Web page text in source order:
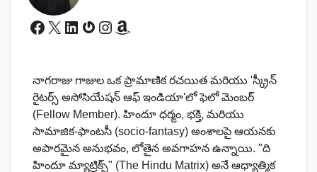
Facebook
X LinkedIn
Gravatar
Instagram
Amazon
నాగరాజు గాజుల ఒక ప్రామాణిక రచయిత మరియు 'స్క్రీన్
రైటర్స్ అసోసియేషన్ ఆఫ్ ఇండియా'లో ఫెలో మెంబర్
(Fellow Member). హిందూ ధర్మం, భక్తి, మరియు
సామాజిక-ఫాంటసీ (socio-fantasy) అంశాలపై ఆయనకు
అపారమైన అనుభవం, లోతైన అవగాహన ఉన్నాయి. "ది
హిందూ మ్యాట్రిక్స్" (The Hindu Matrix) అనే ఆధ్యాత్మిక